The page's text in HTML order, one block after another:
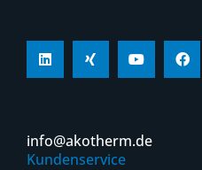
info@akotherm.de
Kundenservice